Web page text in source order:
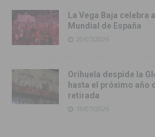
La Vega Baja celebra
Mundial de España
20/07/2026
Orihuela despide la
hasta el próximo año
retirada
19/07/2026